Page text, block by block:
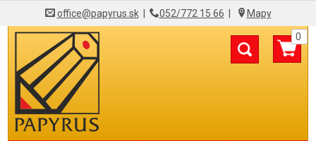
office@papyrus.sk| 052/772 15 66 Mapy
0